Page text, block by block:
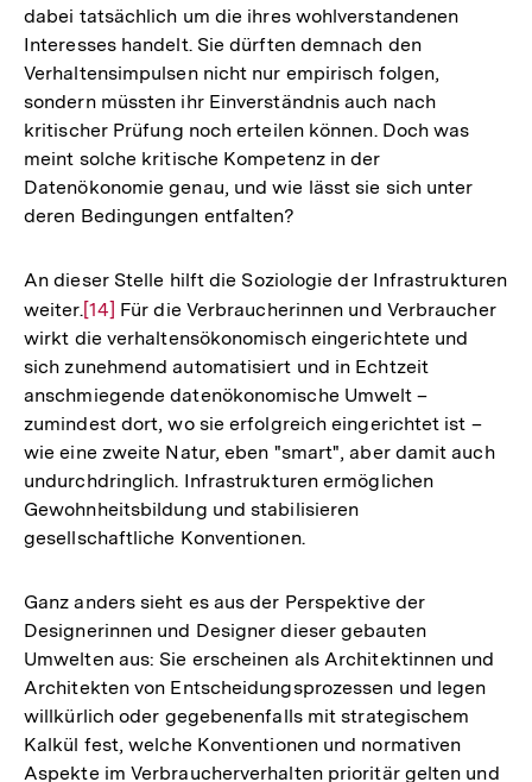
dabei tatsächlich um die ihres wohlverstandenen
Interesses handelt. Sie dürften demnach den
Verhaltensimpulsen nicht nur empirisch folgen,
sondern müssten ihr Einverständnis auch nach
kritischer Prüfung noch erteilen können. Doch was
meint solche kritische Kompetenz in der
Datenökonomie genau, und wie lässt sie sich unter
deren Bedingungen entfalten?
An dieser Stelle hilft die Soziologie der Infrastrukturen
weiter.Zur
Auflösung
der
Fußnote
[14] Für die Verbraucherinnen und Verbraucher
wirkt die verhaltensökonomisch eingerichtete und
sich zunehmend automatisiert und in Echtzeit
anschmiegende datenökonomische Umwelt –
zumindest dort, wo sie erfolgreich eingerichtet ist –
wie eine zweite Natur, eben "smart", aber damit auch
undurchdringlich. Infrastrukturen ermöglichen
Gewohnheitsbildung und stabilisieren
gesellschaftliche Konventionen.
Ganz anders sieht es aus der Perspektive der
Designerinnen und Designer dieser gebauten
Umwelten aus: Sie erscheinen als Architektinnen und
Architekten von Entscheidungsprozessen und legen
willkürlich oder gegebenenfalls mit strategischem
Kalkül fest, welche Konventionen und normativen
Aspekte im Verbraucherverhalten prioritär gelten und